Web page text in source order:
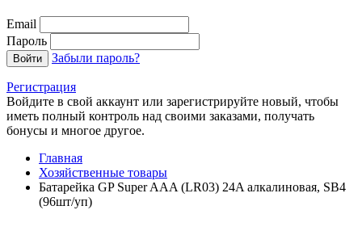
Email
Пароль
Войти Забыли пароль?
Регистрация
Войдите в свой аккаунт или зарегистрируйте новый, чтобы
иметь полный контроль над своими заказами, получать
бонусы и многое другое.
Главная
Хозяйственные товары
Батарейка GP Super AAA (LR03) 24A алкалиновая, SB4
(96шт/уп)